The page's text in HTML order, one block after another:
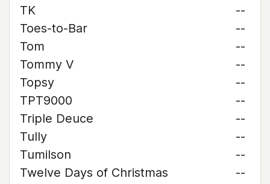
TK
--
Toes-to-Bar
--
Tom
--
Tommy V
--
Topsy
--
TPT9000
--
Triple Deuce
--
Tully
--
Tumilson
--
Twelve Days of Christmas
--